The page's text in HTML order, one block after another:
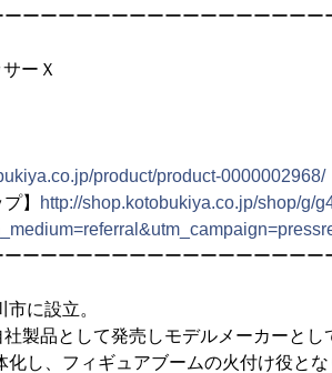
ーーーーーーーーーーーーーーーーー
ーＸ
product/product-0000002968/
】
http://shop.kotobukiya.co.jp/shop/g/
ーーーーーーーーーーーーーーーーー
に設立。
製品として発売しモデルメーカーとし
し、フィギュアブームの火付け役とな